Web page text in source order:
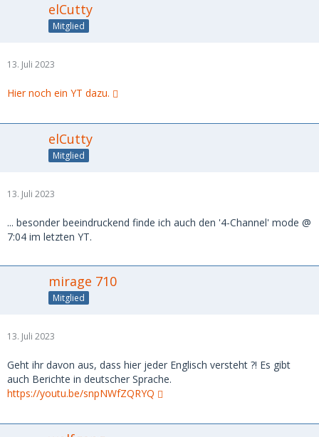
elCutty
Mitglied
13. Juli 2023
Hier noch ein YT dazu.
elCutty
Mitglied
13. Juli 2023
... besonder beeindruckend finde ich auch den '4-Channel' mode @
7:04 im letzten YT.
mirage 710
Mitglied
13. Juli 2023
Geht ihr davon aus, dass hier jeder Englisch versteht ?! Es gibt
auch Berichte in deutscher Sprache.
https://youtu.be/snpNWfZQRYQ